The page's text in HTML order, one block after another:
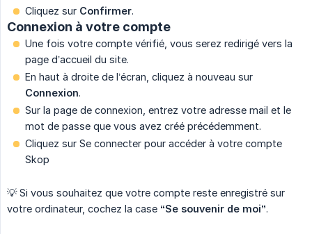
Cliquez sur Confirmer.
Connexion à votre compte
Une fois votre compte vérifié, vous serez redirigé vers la
page d’accueil du site.
En haut à droite de l’écran, cliquez à nouveau sur
Connexion.
Sur la page de connexion, entrez votre adresse mail et le
mot de passe que vous avez créé précédemment.
Cliquez sur Se connecter pour accéder à votre compte
Skop
💡 Si vous souhaitez que votre compte reste enregistré sur
votre ordinateur, cochez la case “Se souvenir de moi”.